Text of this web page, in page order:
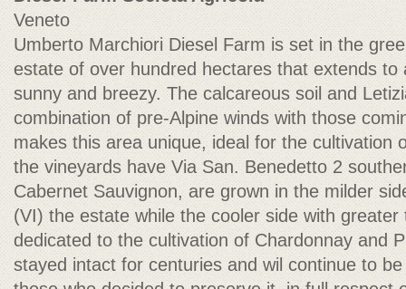
Veneto
Umberto Marchiori Diesel Farm is set in the
estate of over hundred hectares that extends
sunny and breezy. The calcareous soil and
combination of pre-Alpine winds with those
makes this area unique, ideal for the cultivation
the vineyards have Via San. Benedetto 2
Cabernet Sauvignon, are grown in the milder
(VI) the estate while the cooler side with
dedicated to the cultivation of Chardonnay and
stayed intact for centuries and wil continue to